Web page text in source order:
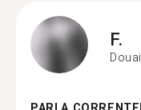
F.
Douai